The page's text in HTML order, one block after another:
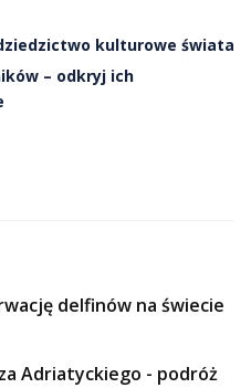
kulturowe świata
– odkryj ich
delfinów na świecie
Adriatyckiego - podróż